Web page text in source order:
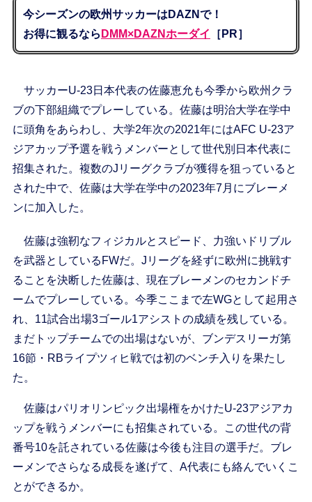
今シーズンの欧州サッカーはDAZNで！
お得に観るなら DMM×DAZNホーダイ ［PR］
サッカーU-23日本代表の佐藤恵允も今季から欧州クラ
ブの下部組織でプレーしている。佐藤は明治大学在学中
に頭角をあらわし、大学2年次の2021年にはAFC U-23ア
ジアカップ予選を戦うメンバーとして世代別日本代表に
招集された。複数のJリーグクラブが獲得を狙っていると
された中で、佐藤は大学在学中の2023年7月にブレーメ
ンに加入した。
佐藤は強靭なフィジカルとスピード、力強いドリブル
を武器としているFWだ。Jリーグを経ずに欧州に挑戦す
ることを決断した佐藤は、現在ブレーメンのセカンドチ
ームでプレーしている。今季ここまで左WGとして起用さ
れ、11試合出場3ゴール1アシストの成績を残している。
まだトップチームでの出場はないが、ブンデスリーガ第
16節・RBライプツィヒ戦では初のベンチ入りを果たし
た。
佐藤はパリオリンピック出場権をかけたU-23アジアカ
ップを戦うメンバーにも招集されている。この世代の背
番号10を託されている佐藤は今後も注目の選手だ。ブレ
ーメンでさらなる成長を遂げて、A代表にも絡んでいくこ
とができるか。